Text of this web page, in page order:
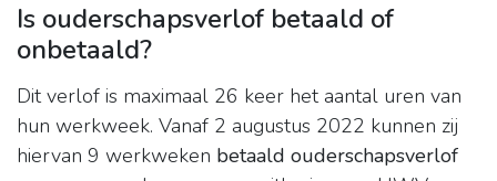
Is ouderschapsverlof betaald of
onbetaald?
Dit verlof is maximaal 26 keer het aantal uren van
hun werkweek. Vanaf 2 augustus 2022 kunnen zij
hiervan 9 werkweken betaald ouderschapsverlof